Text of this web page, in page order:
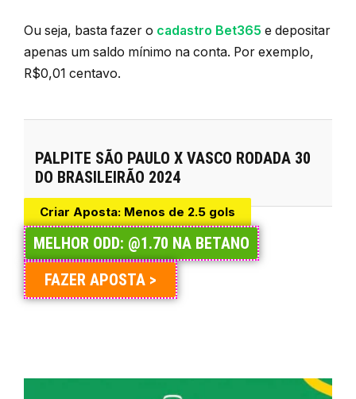
Ou seja, basta fazer o cadastro Bet365 e depositar
apenas um saldo mínimo na conta. Por exemplo,
R$0,01 centavo.
PALPITE SÃO PAULO X VASCO RODADA 30
DO BRASILEIRÃO 2024
Criar Aposta: Menos de 2.5 gols
MELHOR ODD: @1.70 NA BETANO
FAZER APOSTA >